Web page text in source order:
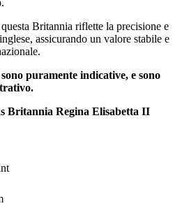
Britannia riflette la precisione e
assicurando un valore stabile e
puramente indicative, e sono
Britannia Regina Elisabetta II